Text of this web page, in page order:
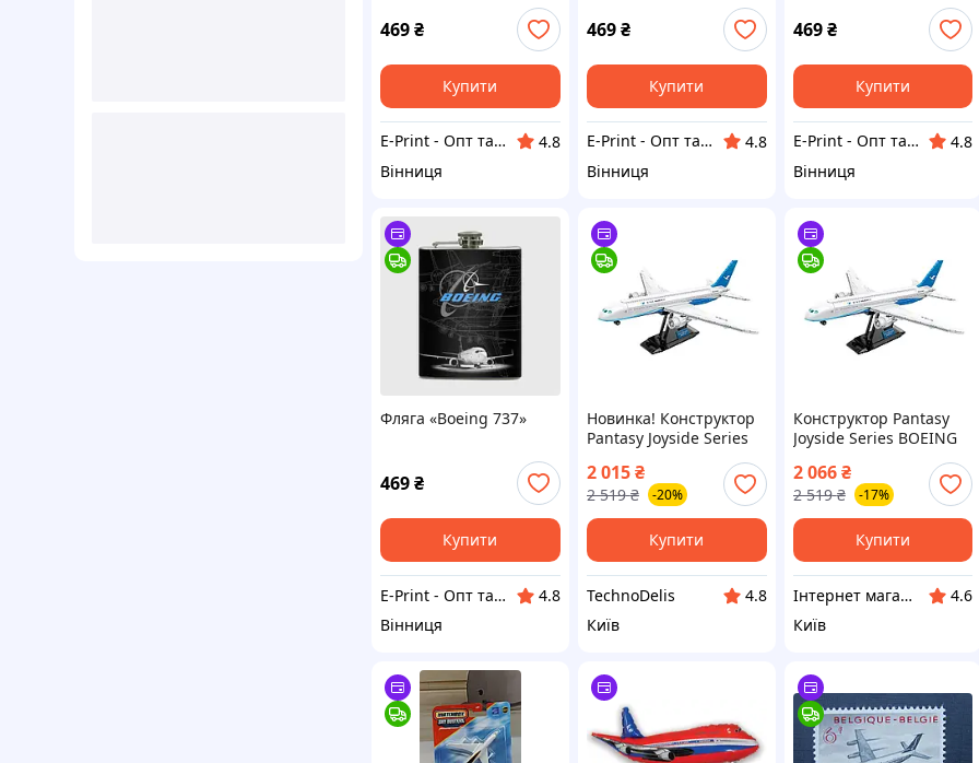
469₴
Купити
E-Print - Опт та Роздріб
4.8
Вінниця
469₴
Купити
E-Print - Опт та Роздріб
4.8
Вінниця
469 ₴
Купити
E-Print - Опт та Роздріб
4.8
Вінниця
Фляга «Boeing 737»
469₴
Купити
E-Print - Опт та Роздріб
4.8
Вінниця
Hoвинкa! Конструктор
Pantasy Joyside Series
Oфіційнa гapaнтiя!
TechnoDelis
2 015₴
2 519 ₴ -20%
Купити
TechnoDelis
4.8
Київ
Конструктор Pantasy
Joyside Series BOEING
2 066 ₴
2 519 ₴ -17%
Купити
Інтернет магазин "pro100market"
4.6
Київ